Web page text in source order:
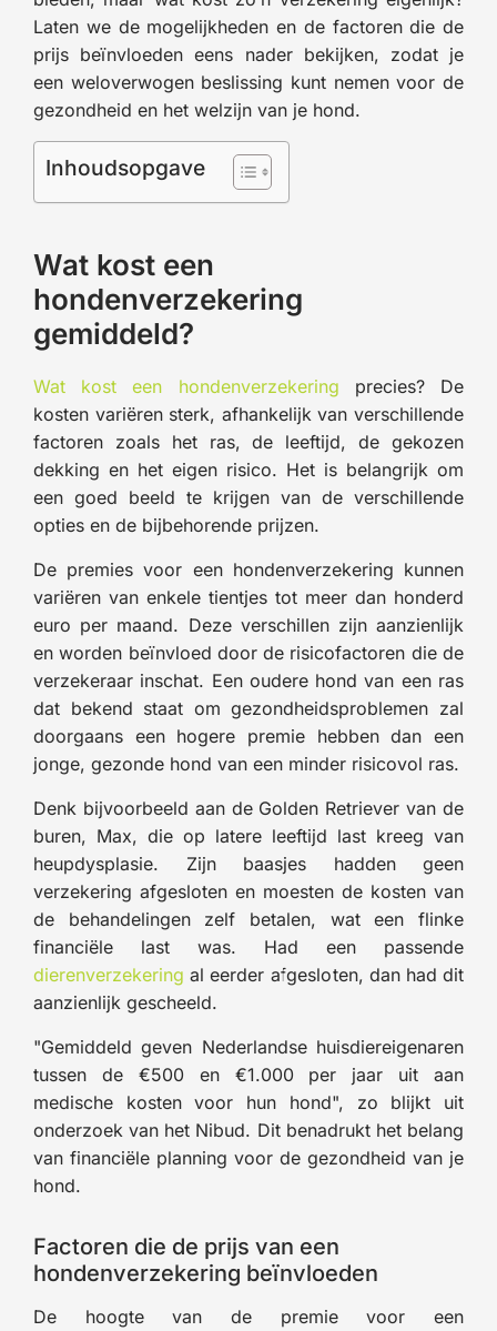
Laten we de mogelijkheden en de factoren die de
prijs beïnvloeden eens nader bekijken, zodat je
een weloverwogen beslissing kunt nemen voor de
gezondheid en het welzijn van je hond.
Inhoudsopgave
Wat kost een
hondenverzekering
gemiddeld?
Wat kost een hondenverzekering precies? De
kosten variëren sterk, afhankelijk van verschillende
factoren zoals het ras, de leeftijd, de gekozen
dekking en het eigen risico. Het is belangrijk om
een goed beeld te krijgen van de verschillende
opties en de bijbehorende prijzen.
De premies voor een hondenverzekering kunnen
variëren van enkele tientjes tot meer dan honderd
euro per maand. Deze verschillen zijn aanzienlijk
en worden beïnvloed door de risicofactoren die de
verzekeraar inschat. Een oudere hond van een ras
dat bekend staat om gezondheidsproblemen zal
doorgaans een hogere premie hebben dan een
jonge, gezonde hond van een minder risicovol ras.
Denk bijvoorbeeld aan de Golden Retriever van de
buren, Max, die op latere leeftijd last kreeg van
heupdysplasie. Zijn baasjes hadden geen
verzekering afgesloten en moesten de kosten van
de behandelingen zelf betalen, wat een flinke
financiële last was. Had een passende
dierenverzekering al eerder afgesloten, dan had dit
aanzienlijk gescheeld.
"Gemiddeld geven Nederlandse huisdiereigenaren
tussen de €500 en €1.000 per jaar uit aan
medische kosten voor hun hond", zo blijkt uit
onderzoek van het Nibud. Dit benadrukt het belang
van financiële planning voor de gezondheid van je
hond.
Factoren die de prijs van een
hondenverzekering beïnvloeden
De hoogte van de premie voor een